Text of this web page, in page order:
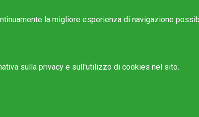
la migliore esperienza di navigazione
sulla privacy e sull'utilizzo di cookies nel sito.